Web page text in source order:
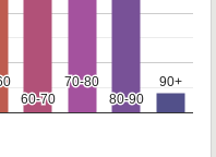
60-70
60-70
70-80
70-80
80-90
80-90
90+
90+